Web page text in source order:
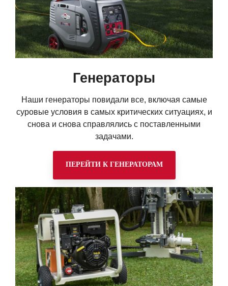
Генераторы
Наши генераторы повидали все, включая самые
суровые условия в самых критических ситуациях, и
снова и снова справлялись с поставленными
задачами.
ПЕРЕЙТИ К ГЕНЕРАТОРАМ